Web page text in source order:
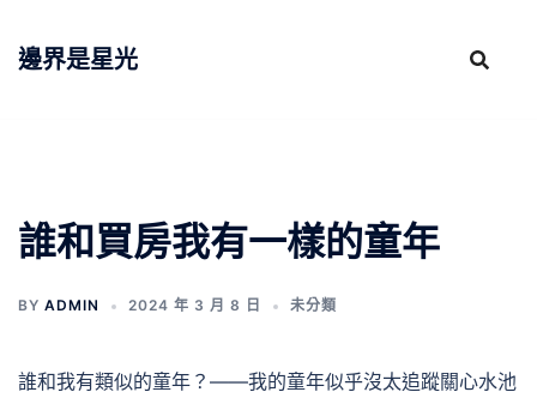
邊界是星光
誰和買房我有一樣的童年
BY ADMIN 2024 年 3 月 8 日 未分類
誰和我有類似的童年？——我的童年似乎沒太追蹤關心水池